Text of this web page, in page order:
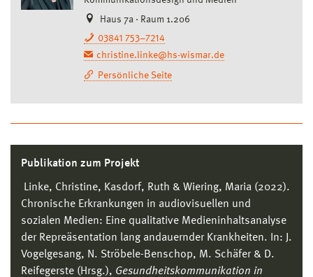
Haus 7a · Raum 1.206
03841 753–7214
christine.linke@hs-wismar.de
Persönliche Seite
Publikation zum Projekt
Linke, Christine, Kasdorf, Ruth & Wiering, Maria (2022).
Chronische Erkrankungen in audiovisuellen und
sozialen Medien: Eine qualitative Medieninhaltsanalyse
der Repreäsentation lang andauernder Krankheiten. In: J.
Vogelgesang, N. Ströbele-Benschop, M. Schäfer & D.
Reifegerste (Hrsg.), Gesundheitskommunikation in